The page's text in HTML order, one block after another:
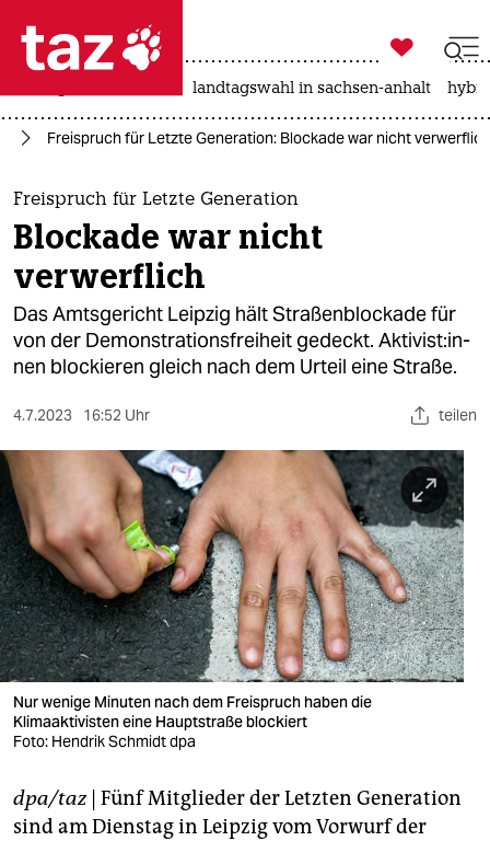
 taz zahl ich
taz zahl ich
themen
politik
öko
gesellschaft
sport
berlin
nord
wahrheit
verlag
verlag
veranstaltungen
fragen & hilfe

taz zahl ich
landtagswahl in sachsen-anhalt
Freispruch für Letzte Generation: Blockade war nicht verwerflich
Freispruch für Letzte Generation
Blockade war nicht
verwerflich
Das Amtsgericht Leipzig hält Straßenblockade für
von der Demonstrationsfreiheit gedeckt. Ak­ti­vis­t:in­
nen blockieren gleich nach dem Urteil eine Straße.
4.7.2023 16:52 Uhr teilen
Nur wenige Minuten nach dem Freispruch haben die
Klimaaktivisten eine Hauptstraße blockiert
Foto: Hendrik Schmidt dpa
dpa/taz| Fünf Mitglieder der Letzten Generation
sind am Dienstag in Leipzig vom Vorwurf der